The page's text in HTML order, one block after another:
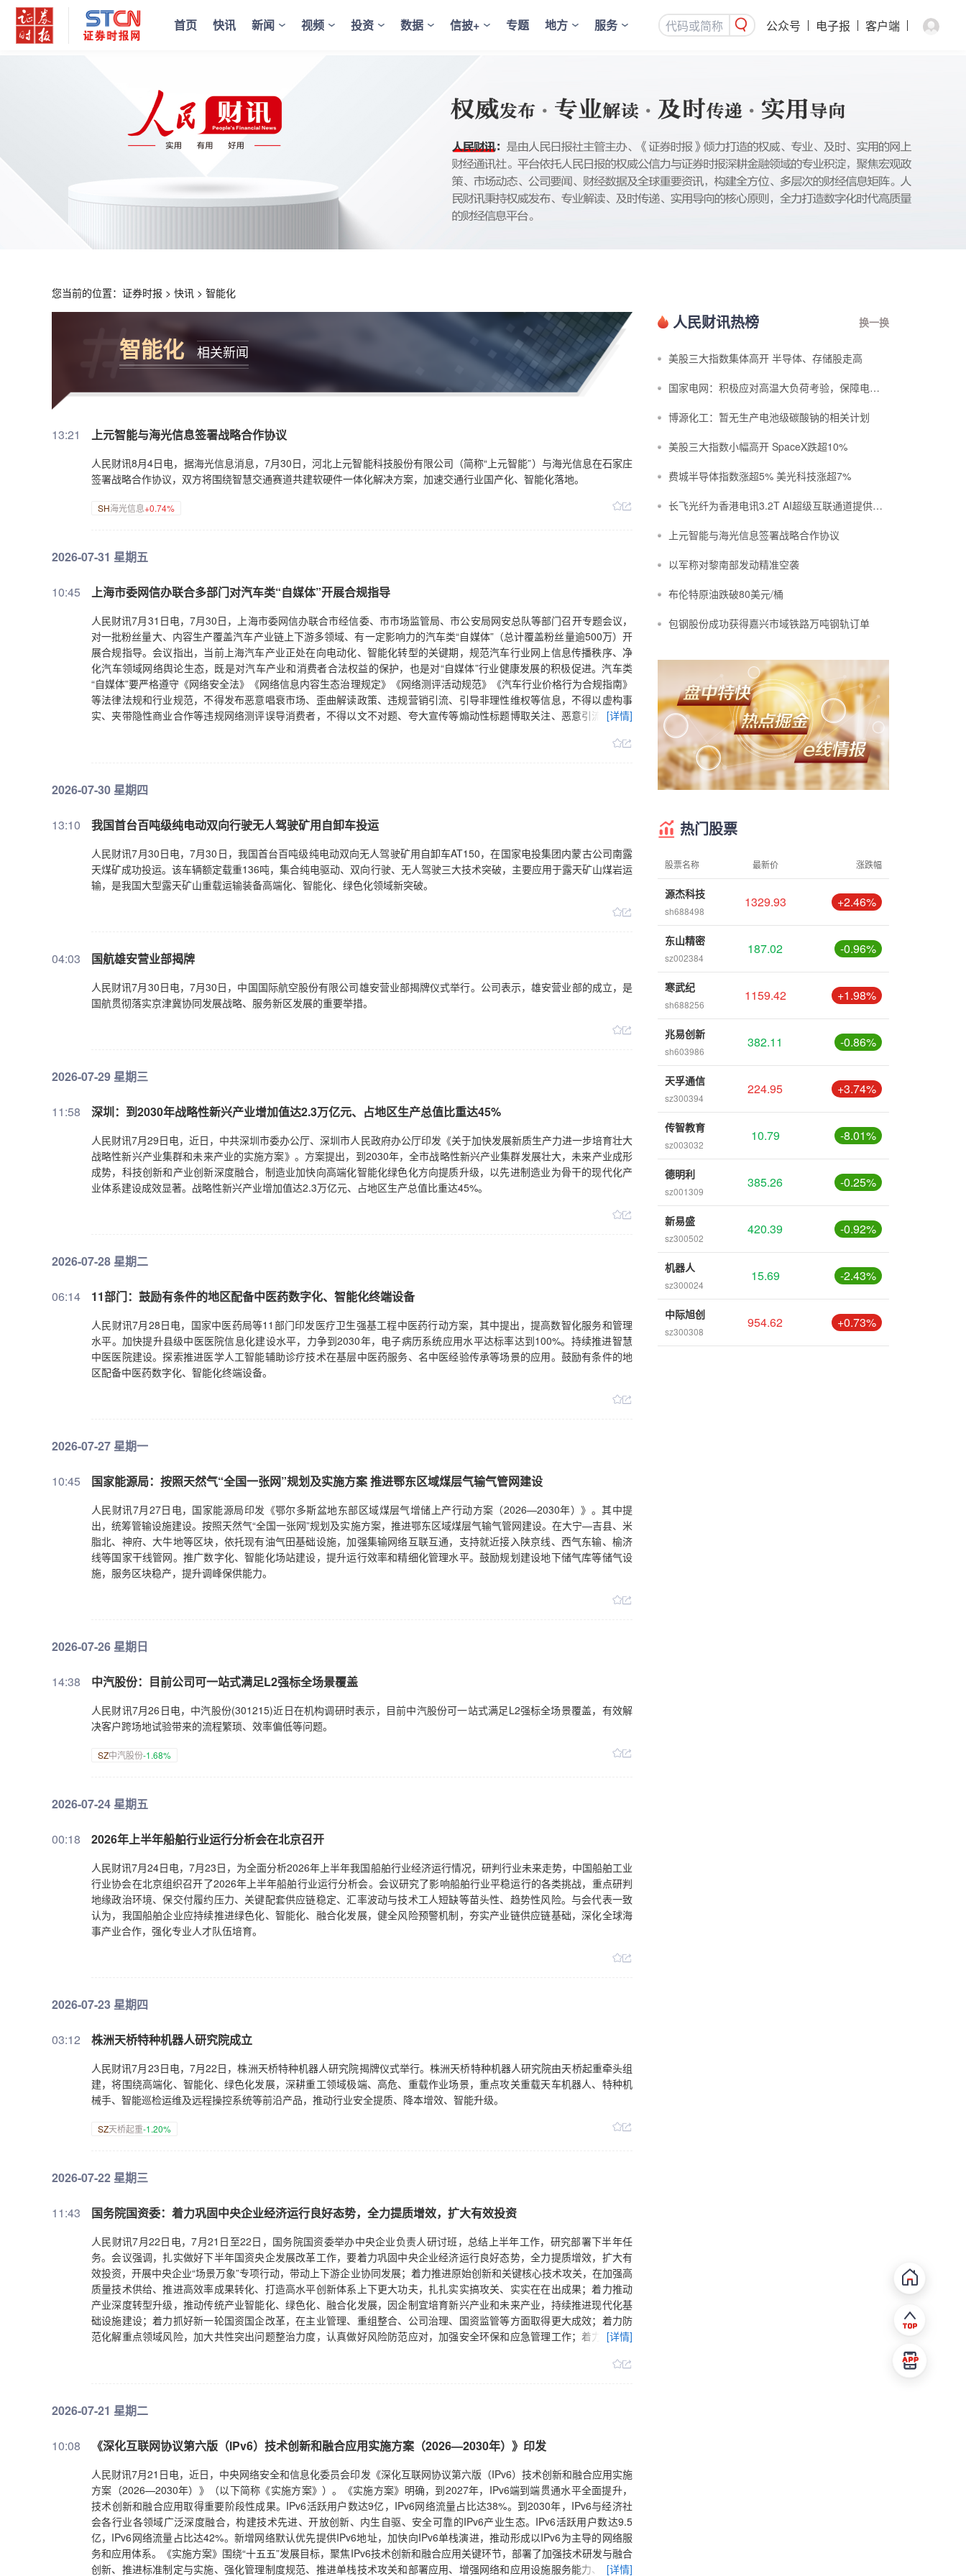
首页 快讯 新闻 视频 投资 数据 信披+ 专题 地方 服务 公众号 电子报 客户端
您当前的位置： 证券时报 > 快讯 > 智能化
智能化 相关新闻
13:21 上元智能与海光信息签署战略合作协议
人民财讯8月4日电，据海光信息消息，7月30日，河北上元智能科技股份有限公司（简称“上元智能”）与海光信息在石家庄
签署战略合作协议，双方将围绕智慧交通赛道共建软硬件一体化解决方案，加速交通行业国产化、智能化落地。
SH海光信息+0.74%
2026-07-31 星期五
10:45 上海市委网信办联合多部门对汽车类“自媒体”开展合规指导
人民财讯7月31日电，7月30日，上海市委网信办联合市经信委、市市场监管局、市公安局网安总队等部门召开专题会议，
对一批粉丝量大、内容生产覆盖汽车产业链上下游多领域、有一定影响力的汽车类“自媒体”（总计覆盖粉丝量逾500万）开
展合规指导。会议指出，当前上海汽车产业正处在向电动化、智能化转型的关键期，规范汽车行业网上信息传播秩序、净
化汽车领域网络舆论生态，既是对汽车产业和消费者合法权益的保护，也是对“自媒体”行业健康发展的积极促进。汽车类
“自媒体”要严格遵守《网络安全法》《网络信息内容生态治理规定》《网络测评活动规范》《汽车行业价格行为合规指南》
等法律法规和行业规范，不得发布恶意唱衰市场、歪曲解读政策、违规营销引流、引导非理性维权等信息，不得以虚构事
实、夹带隐性商业合作等违规网络测评误导消费者，不得以文不对题、夸大宣传等煽动性标题博取关注、恶意引流变现。
合规、有序运营。下一步，上海市委网信办将会同相关部门，持续加大对汽车类“自媒体”乱象的整治力度，不断净化汽车领
[详情]
2026-07-30 星期四
13:10 我国首台百吨级纯电动双向行驶无人驾驶矿用自卸车投运
人民财讯7月30日电，7月30日，我国首台百吨级纯电动双向无人驾驶矿用自卸车AT150，在国家电投集团内蒙古公司南露
天煤矿成功投运。该车辆额定载重136吨，集合纯电驱动、双向行驶、无人驾驶三大技术突破，主要应用于露天矿山煤岩运
输，是我国大型露天矿山重载运输装备高端化、智能化、绿色化领域新突破。
04:03 国航雄安营业部揭牌
人民财讯7月30日电，7月30日，中国国际航空股份有限公司雄安营业部揭牌仪式举行。公司表示，雄安营业部的成立，是
国航贯彻落实京津冀协同发展战略、服务新区发展的重要举措。
2026-07-29 星期三
11:58 深圳：到2030年战略性新兴产业增加值达2.3万亿元、占地区生产总值比重达45%
人民财讯7月29日电，近日，中共深圳市委办公厅、深圳市人民政府办公厅印发《关于加快发展新质生产力进一步培育壮大
战略性新兴产业集群和未来产业的实施方案》。方案提出，到2030年，全市战略性新兴产业集群发展壮大，未来产业成形
成势，科技创新和产业创新深度融合，制造业加快向高端化智能化绿色化方向提质升级，以先进制造业为骨干的现代化产
业体系建设成效显著。战略性新兴产业增加值达2.3万亿元、占地区生产总值比重达45%。
2026-07-28 星期二
06:14 11部门：鼓励有条件的地区配备中医药数字化、智能化终端设备
人民财讯7月28日电，国家中医药局等11部门印发医疗卫生强基工程中医药行动方案，其中提出，提高数智化服务和管理
水平。加快提升县级中医医院信息化建设水平，力争到2030年，电子病历系统应用水平达标率达到100%。持续推进智慧
中医医院建设。探索推进医学人工智能辅助诊疗技术在基层中医药服务、名中医经验传承等场景的应用。鼓励有条件的地
区配备中医药数字化、智能化终端设备。
2026-07-27 星期一
10:45 国家能源局：按照天然气“全国一张网”规划及实施方案 推进鄂东区域煤层气输气管网建设
人民财讯7月27日电，国家能源局印发《鄂尔多斯盆地东部区域煤层气增储上产行动方案（2026—2030年）》。其中提
出，统筹管输设施建设。按照天然气“全国一张网”规划及实施方案，推进鄂东区域煤层气输气管网建设。在大宁—吉县、米
脂北、神府、大牛地等区块，依托现有油气田基础设施，加强集输网络互联互通，支持就近接入陕京线、西气东输、榆济
线等国家干线管网。推广数字化、智能化场站建设，提升运行效率和精细化管理水平。鼓励规划建设地下储气库等储气设
施，服务区块稳产，提升调峰保供能力。
2026-07-26 星期日
14:38 中汽股份：目前公司可一站式满足L2强标全场景覆盖
人民财讯7月26日电，中汽股份(301215)近日在机构调研时表示，目前中汽股份可一站式满足L2强标全场景覆盖，有效解
决客户跨场地试验带来的流程繁琐、效率偏低等问题。
SZ中汽股份-1.68%
2026-07-24 星期五
00:18 2026年上半年船舶行业运行分析会在北京召开
人民财讯7月24日电，7月23日，为全面分析2026年上半年我国船舶行业经济运行情况，研判行业未来走势，中国船舶工业
行业协会在北京组织召开了2026年上半年船舶行业运行分析会。会议研究了影响船舶行业平稳运行的各类挑战，重点研判
地缘政治环境、保交付履约压力、关键配套供应链稳定、汇率波动与技术工人短缺等苗头性、趋势性风险。与会代表一致
认为，我国船舶企业应持续推进绿色化、智能化、融合化发展，健全风险预警机制，夯实产业链供应链基础，深化全球海
事产业合作，强化专业人才队伍培育。
2026-07-23 星期四
03:12 株洲天桥特种机器人研究院成立
人民财讯7月23日电，7月22日，株洲天桥特种机器人研究院揭牌仪式举行。株洲天桥特种机器人研究院由天桥起重牵头组
建，将围绕高端化、智能化、绿色化发展，深耕重工领域极端、高危、重载作业场景，重点攻关重载天车机器人、特种机
械手、智能巡检运维及远程操控系统等前沿产品，推动行业安全提质、降本增效、智能升级。
SZ天桥起重-1.20%
2026-07-22 星期三
11:43 国务院国资委：着力巩固中央企业经济运行良好态势，全力提质增效，扩大有效投资
人民财讯7月22日电，7月21日至22日，国务院国资委举办中央企业负责人研讨班，总结上半年工作，研究部署下半年任
务。会议强调，扎实做好下半年国资央企发展改革工作，要着力巩固中央企业经济运行良好态势，全力提质增效，扩大有
效投资，开展中央企业“场景万象”专项行动，带动上下游企业协同发展；着力推进原始创新和关键核心技术攻关，在加强高
质量技术供给、推进高效率成果转化、打造高水平创新体系上下更大功夫，扎扎实实搞攻关、实实在在出成果；着力推动
产业深度转型升级，推动传统产业智能化、绿色化、融合化发展，因企制宜培育新兴产业和未来产业，持续推进现代化基
础设施建设；着力抓好新一轮国资国企改革，在主业管理、重组整合、公司治理、国资监管等方面取得更大成效；着力防
范化解重点领域风险，加大共性突出问题整治力度，认真做好风险防范应对，加强安全环保和应急管理工作；着力提升战
[详情]
2026-07-21 星期二
10:08 《深化互联网协议第六版（IPv6）技术创新和融合应用实施方案（2026—2030年）》印发
人民财讯7月21日电，近日，中央网络安全和信息化委员会印发《深化互联网协议第六版（IPv6）技术创新和融合应用实施
方案（2026—2030年）》（以下简称《实施方案》）。《实施方案》明确，到2027年，IPv6端到端贯通水平全面提升，
技术创新和融合应用取得重要阶段性成果。IPv6活跃用户数达9亿，IPv6网络流量占比达38%。到2030年，IPv6与经济社
会各行业各领域广泛深度融合，构建技术先进、开放创新、内生自驱、安全可靠的IPv6产业生态。IPv6活跃用户数达9.5
亿，IPv6网络流量占比达42%。新增网络默认优先提供IPv6地址，加快向IPv6单栈演进，推动形成以IPv6为主导的网络服
务和应用体系。《实施方案》围绕“十五五”发展目标，聚焦IPv6技术创新和融合应用关键环节，部署了加强技术研发与融合
创新、推进标准制定与实施、强化管理制度规范、推进单栈技术攻关和部署应用、增强网络和应用设施服务能力、提升终
[详情]
人民财讯热榜 换一换
​美股三大指数集体高开 半导体、存储股走高
国家电网：积极应对高温大负荷考验，保障电力平稳有序供应
博源化工：暂无生产电池级碳酸钠的相关计划
美股三大指数小幅高开 SpaceX跌超10%
费城半导体指数涨超5% 美光科技涨超7%
长飞光纤为香港电讯3.2T AI超级互联通道提供空芯光纤光缆
上元智能与海光信息签署战略合作协议
以军称对黎南部发动精准空袭
布伦特原油跌破80美元/桶
包钢股份成功获得嘉兴市域铁路万吨钢轨订单
热门股票
股票名称 最新价 涨跌幅
源杰科技
sh688498
1329.93 +2.46%
东山精密
sz002384
187.02 -0.96%
寒武纪
sh688256
1159.42 +1.98%
兆易创新
sh603986
382.11 -0.86%
天孚通信
sz300394
224.95 +3.74%
传智教育
sz003032
10.79 -8.01%
德明利
sz001309
385.26 -0.25%
新易盛
sz300502
420.39 -0.92%
机器人
sz300024
15.69 -2.43%
中际旭创
sz300308
954.62 +0.73%